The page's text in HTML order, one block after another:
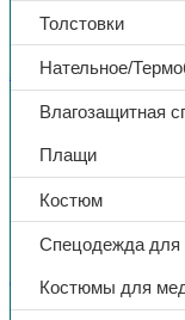
Толстовки
Нательное/
Влагозащитная
Плащи
Костюм
Спецодежда для
Костюмы для
Аптечки
Укладка
приказу
16850,00₽
В избранное